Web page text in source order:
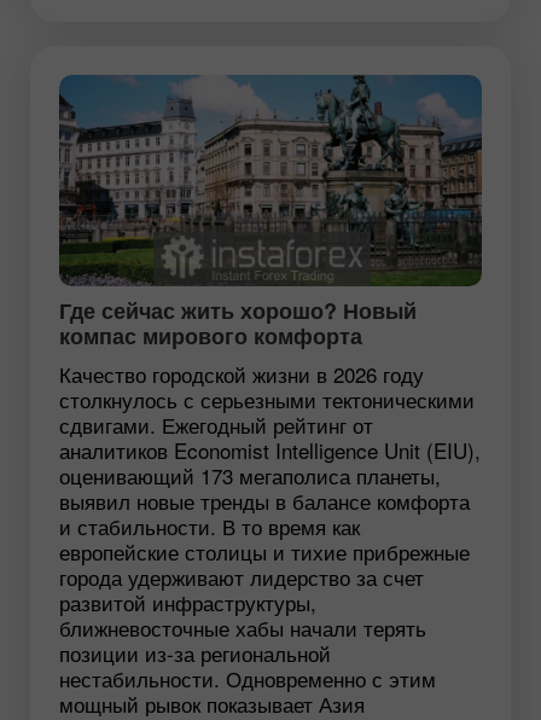
Где сейчас жить хорошо? Новый
компас мирового комфорта
Качество городской жизни в 2026 году
столкнулось с серьезными тектоническими
сдвигами. Ежегодный рейтинг от
аналитиков Economist Intelligence Unit (EIU),
оценивающий 173 мегаполиса планеты,
выявил новые тренды в балансе комфорта
и стабильности. В то время как
европейские столицы и тихие прибрежные
города удерживают лидерство за счет
развитой инфраструктуры,
ближневосточные хабы начали терять
позиции из-за региональной
нестабильности. Одновременно с этим
мощный рывок показывает Азия